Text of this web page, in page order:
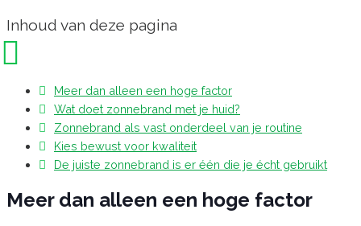
Inhoud van deze pagina
Meer dan alleen een hoge factor
Wat doet zonnebrand met je huid?
Zonnebrand als vast onderdeel van je routine
Kies bewust voor kwaliteit
De juiste zonnebrand is er één die je écht gebruikt
Meer dan alleen een hoge factor